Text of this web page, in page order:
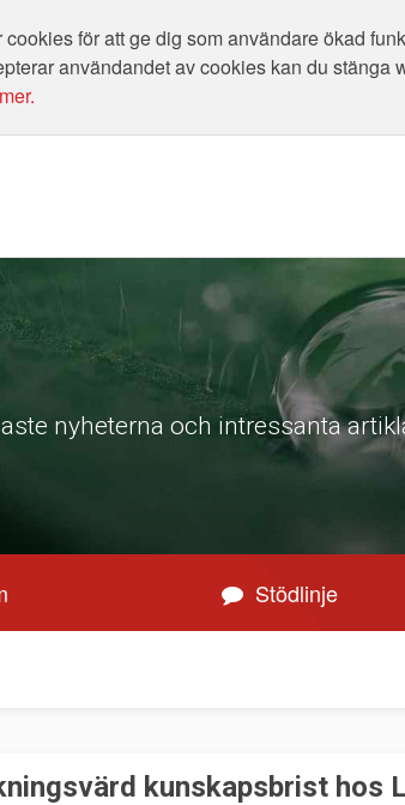
för att ge dig som användare ökad
användandet av cookies kan du
nyheterna och intressanta
Stödlinje
kunskapsbrist hos